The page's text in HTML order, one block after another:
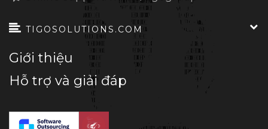
Online support: m.me/tigogroup
TIGOSOLUTIONS.COM
Giới thiệu
Hỗ trợ và giải đáp